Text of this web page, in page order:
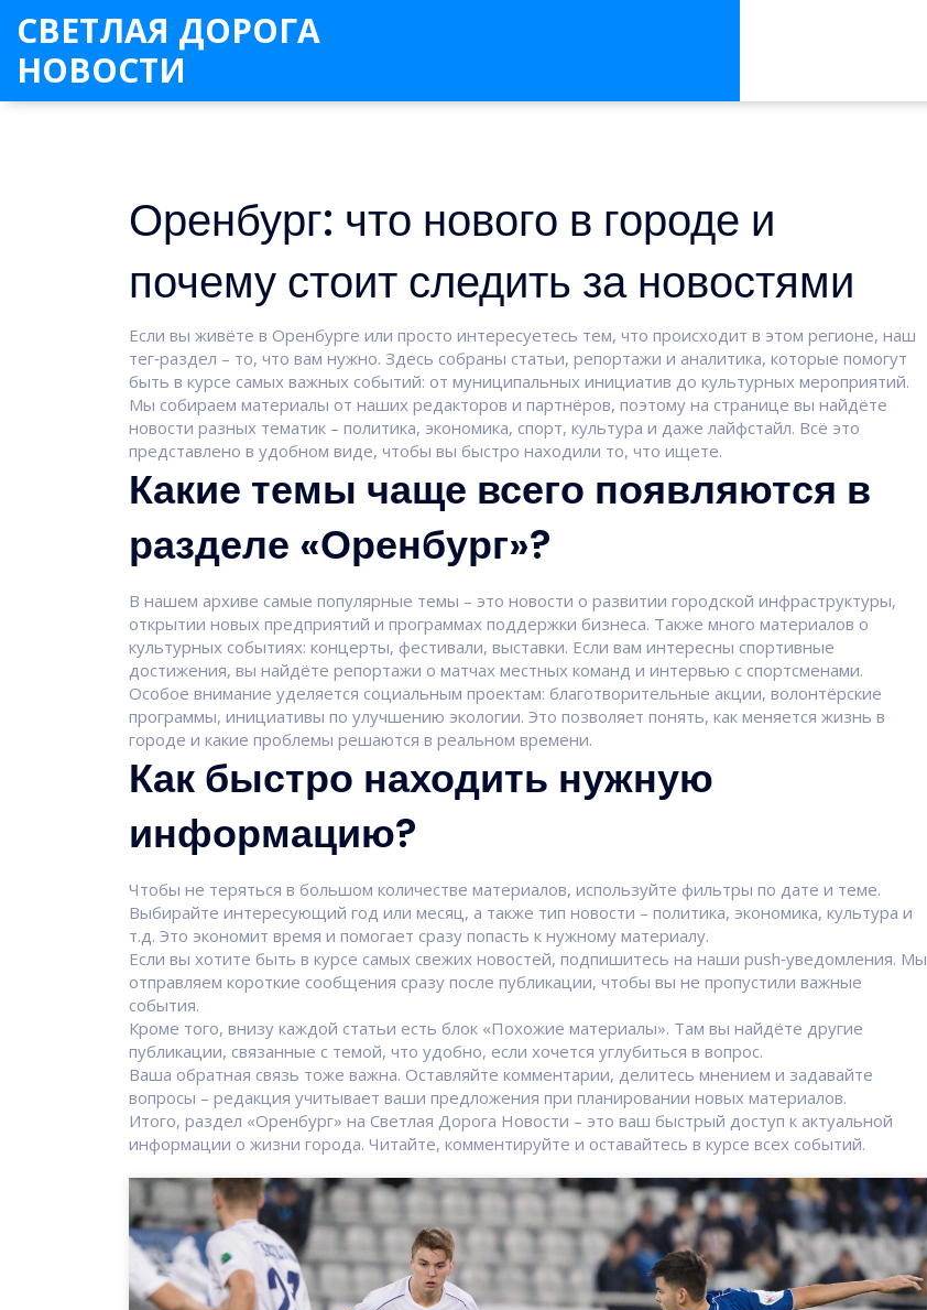
СВЕТЛАЯ ДОРОГА
НОВОСТИ
Оренбург: что нового в городе и
почему стоит следить за новостями
Если вы живёте в Оренбурге или просто интересуетесь тем, что происходит в этом регионе, наш
тег‑раздел – то, что вам нужно. Здесь собраны статьи, репортажи и аналитика, которые помогут
быть в курсе самых важных событий: от муниципальных инициатив до культурных мероприятий.
Мы собираем материалы от наших редакторов и партнёров, поэтому на странице вы найдёте
новости разных тематик – политика, экономика, спорт, культура и даже лайфстайл. Всё это
представлено в удобном виде, чтобы вы быстро находили то, что ищете.
Какие темы чаще всего появляются в
разделе «Оренбург»?
В нашем архиве самые популярные темы – это новости о развитии городской инфраструктуры,
открытии новых предприятий и программах поддержки бизнеса. Также много материалов о
культурных событиях: концерты, фестивали, выставки. Если вам интересны спортивные
достижения, вы найдёте репортажи о матчах местных команд и интервью с спортсменами.
Особое внимание уделяется социальным проектам: благотворительные акции, волонтёрские
программы, инициативы по улучшению экологии. Это позволяет понять, как меняется жизнь в
городе и какие проблемы решаются в реальном времени.
Как быстро находить нужную
информацию?
Чтобы не теряться в большом количестве материалов, используйте фильтры по дате и теме.
Выбирайте интересующий год или месяц, а также тип новости – политика, экономика, культура и
т.д. Это экономит время и помогает сразу попасть к нужному материалу.
Если вы хотите быть в курсе самых свежих новостей, подпишитесь на наши push‑уведомления. Мы
отправляем короткие сообщения сразу после публикации, чтобы вы не пропустили важные
события.
Кроме того, внизу каждой статьи есть блок «Похожие материалы». Там вы найдёте другие
публикации, связанные с темой, что удобно, если хочется углубиться в вопрос.
Ваша обратная связь тоже важна. Оставляйте комментарии, делитесь мнением и задавайте
вопросы – редакция учитывает ваши предложения при планировании новых материалов.
Итого, раздел «Оренбург» на Светлая Дорога Новости – это ваш быстрый доступ к актуальной
информации о жизни города. Читайте, комментируйте и оставайтесь в курсе всех событий.